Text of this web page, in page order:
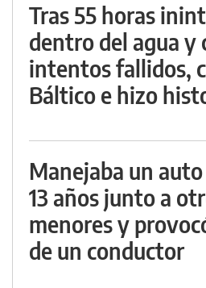
Tras 55 horas
dentro del agua y
intentos fallidos,
Báltico e hizo
Manejaba un
13 años junto a
menores y
de un conductor